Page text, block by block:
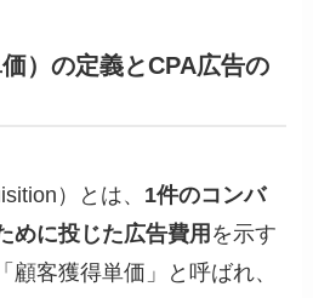
）の定義とCPA広告の
）とは、 1件のコンバ
めに投じた広告費用 を示す
顧客獲得単価」と呼ばれ、